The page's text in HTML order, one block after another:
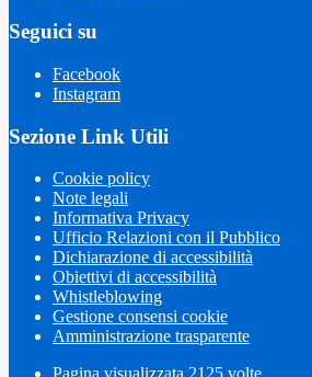
Seguici su
Facebook
Instagram
Sezione Link Utili
Cookie policy
Note legali
Informativa Privacy
Ufficio Relazioni con il Pubblico
Dichiarazione di accessibilità
Obiettivi di accessibilità
Whistleblowing
Gestione consensi cookie
Amministrazione trasparente